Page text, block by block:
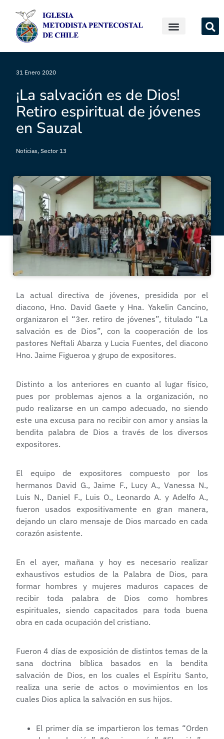
31 Enero 2020
¡La salvación es de Dios!
Retiro espiritual de jóvenes
en Sauzal
Noticias, Sector 13
La actual directiva de jóvenes, presidida por el
diacono, Hno. David Gaete y Hna. Yakelin Cancino,
organizaron el “3er. retiro de jóvenes”, titulado “La
salvación es de Dios”, con la cooperación de los
pastores Neftali Abarza y Lucia Fuentes, del diacono
Hno. Jaime Figueroa y grupo de expositores.
Distinto a los anteriores en cuanto al lugar físico,
pues por problemas ajenos a la organización, no
pudo realizarse en un campo adecuado, no siendo
este una excusa para no recibir con amor y ansias la
bendita palabra de Dios a través de los diversos
expositores.
El equipo de expositores compuesto por los
hermanos David G., Jaime F., Lucy A., Vanessa N.,
Luis N., Daniel F., Luis O., Leonardo A. y Adelfo A.,
fueron usados expositivamente en gran manera,
dejando un claro mensaje de Dios marcado en cada
corazón asistente.
En el ayer, mañana y hoy es necesario realizar
exhaustivos estudios de la Palabra de Dios, para
formar hombres y mujeres maduros capaces de
recibir toda palabra de Dios como hombres
espirituales, siendo capacitados para toda buena
obra en cada ocupación del cristiano.
Fueron 4 días de exposición de distintos temas de la
sana doctrina bíblica basados en la bendita
salvación de Dios, en los cuales el Espíritu Santo,
realiza una serie de actos o movimientos en los
cuales Dios aplica la salvación en sus hijos.
El primer día se impartieron los temas “Orden